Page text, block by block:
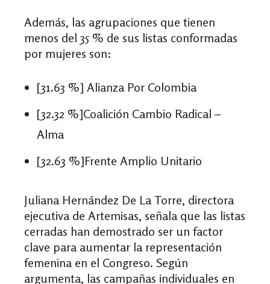
Además, las agrupaciones que tienen
menos del 35 % de sus listas conformadas
por mujeres son:
[31.63 %] Alianza Por Colombia
[32.32 %]Coalición Cambio Radical –
Alma
[32.63 %]Frente Amplio Unitario
Juliana Hernández De La Torre, directora
ejecutiva de Artemisas, señala que las listas
cerradas han demostrado ser un factor
clave para aumentar la representación
femenina en el Congreso. Según
argumenta, las campañas individuales en